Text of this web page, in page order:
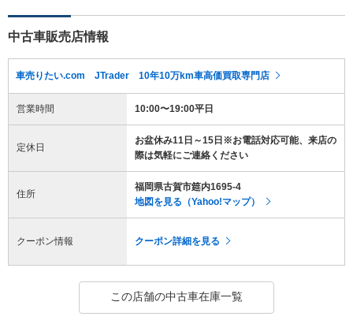
中古車販売店情報
車売りたい.com JTrader 10年10万km車高価買取専門店
営業時間 10:00〜19:00平日
定休日
お盆休み11日～15日※お電話対応可能、来店の
際は気軽にご連絡ください
住所
福岡県古賀市筵内1695-4
地図を見る（Yahoo!マップ）
クーポン情報 クーポン詳細を見る
この店舗の中古車在庫一覧